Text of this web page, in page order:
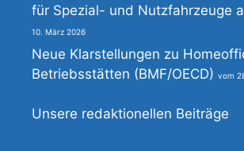
für Spezial- und Nutzfahrzeuge
10. März 2026
Neue Klarstellungen zu
Betriebsstätten (BMF/OECD)
Unsere redaktionellen Beiträge